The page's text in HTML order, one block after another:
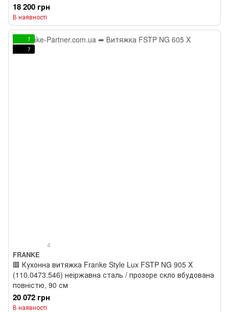
18 200 грн
В наявності
7
7
4
FRANKE
🟥 Кухонна витяжка Franke Style Lux FSTP NG 905 X
(110.0473.546) неіржавна сталь / прозоре скло вбудована
повністю, 90 см
20 072 грн
В наявності